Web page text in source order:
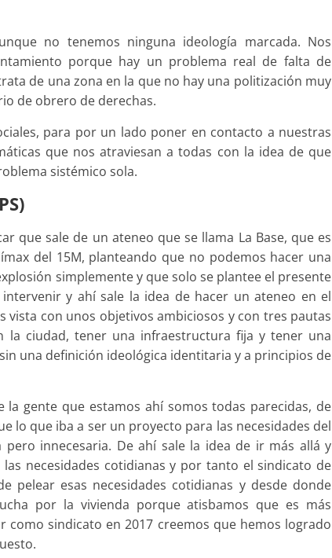
no tenemos ninguna ideología marcada. Nos
porque hay un problema real de falta de
de una zona en la que no hay una politización muy
de obrero de derechas.
para por un lado poner en contacto a nuestras
que nos atraviesan a todas con la idea de que
sistémico sola.
que sale de un ateneo que se llama La Base, que es
del 15M, planteando que no podemos hacer una
simplemente y que solo se plantee el presente
y ahí sale la idea de hacer un ateneo en el
con unos objetivos ambiciosos y con tres pautas
ciudad, tener una infraestructura fija y tener una
una definición ideológica identitaria y a principios de
gente que estamos ahí somos todas parecidas, de
lo que iba a ser un proyecto para las necesidades del
innecesaria. De ahí sale la idea de ir más allá y
necesidades cotidianas y por tanto el sindicato de
esas necesidades cotidianas y desde donde
por la vivienda porque atisbamos que es más
como sindicato en 2017 creemos que hemos logrado